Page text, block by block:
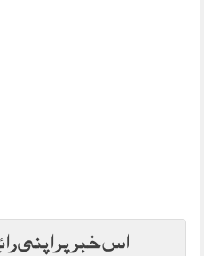
اس خبر پر اپنی